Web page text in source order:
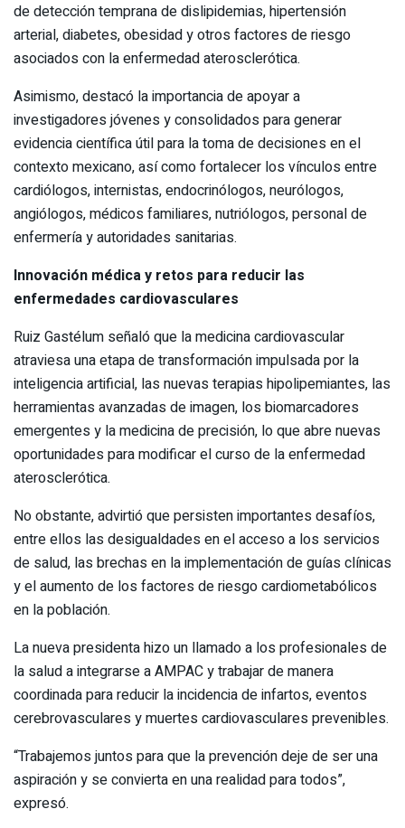
de detección temprana de dislipidemias, hipertensión
arterial, diabetes, obesidad y otros factores de riesgo
asociados con la enfermedad aterosclerótica.
Asimismo, destacó la importancia de apoyar a
investigadores jóvenes y consolidados para generar
evidencia científica útil para la toma de decisiones en el
contexto mexicano, así como fortalecer los vínculos entre
cardiólogos, internistas, endocrinólogos, neurólogos,
angiólogos, médicos familiares, nutriólogos, personal de
enfermería y autoridades sanitarias.
Innovación médica y retos para reducir las
enfermedades cardiovasculares
Ruiz Gastélum señaló que la medicina cardiovascular
atraviesa una etapa de transformación impulsada por la
inteligencia artificial, las nuevas terapias hipolipemiantes, las
herramientas avanzadas de imagen, los biomarcadores
emergentes y la medicina de precisión, lo que abre nuevas
oportunidades para modificar el curso de la enfermedad
aterosclerótica.
No obstante, advirtió que persisten importantes desafíos,
entre ellos las desigualdades en el acceso a los servicios
de salud, las brechas en la implementación de guías clínicas
y el aumento de los factores de riesgo cardiometabólicos
en la población.
La nueva presidenta hizo un llamado a los profesionales de
la salud a integrarse a AMPAC y trabajar de manera
coordinada para reducir la incidencia de infartos, eventos
cerebrovasculares y muertes cardiovasculares prevenibles.
“Trabajemos juntos para que la prevención deje de ser una
aspiración y se convierta en una realidad para todos”,
expresó.